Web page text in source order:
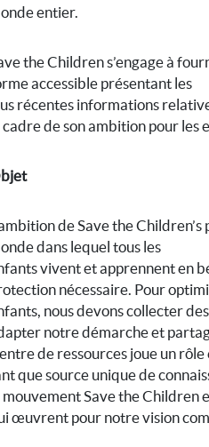
entier.
the Children s’engage à
accessible présentant les
récentes informations
cadre de son ambition pour les
de Save the
dans lequel tous les
vivent et apprennent en
nécessaire. Pour
nous devons collecter
notre démarche et
de ressources joue un
que source unique de
mouvement Save the Children
œuvrent pour notre vision